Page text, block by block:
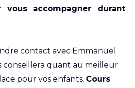
accompagner durant
contact avec Emmanuel
conseillera quant au meilleur
pour vos enfants. Cours